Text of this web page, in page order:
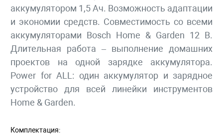
аккумулятором 1,5 Ач. Возможность адаптации
и экономии средств. Совместимость со всеми
аккумуляторами Bosch Home & Garden 12 В.
Длительная работа – выполнение домашних
проектов на одной зарядке аккумулятора.
Power for ALL: один аккумулятор и зарядное
устройство для всей линейки инструментов
Home & Garden.
Комплектация: